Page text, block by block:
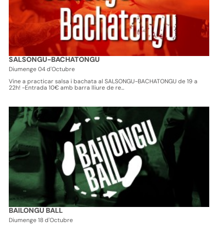
SALSONGU-BACHATONGU
Diumenge 04 d'Octubre
Vine a practicar salsa i bachata al SALSONGU-BACHATONGU de 19 a
22h! -Entrada 10€ amb barra lliure de re...
BAILONGU BALL
Diumenge 18 d'Octubre